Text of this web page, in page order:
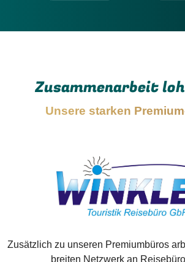
Zusammenarbeit
Unsere starken
Zusätzlich zu unseren Premiumbüros
breiten Netzwerk an